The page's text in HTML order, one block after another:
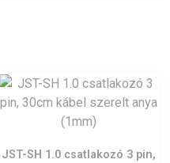
JST-SH 1.0 csatlakozó 3 pin,